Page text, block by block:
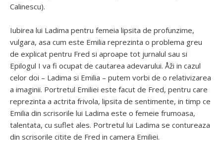
Calinescu).
Iubirea lui Ladima pentru femeia lipsita de profunzime,
vulgara, asa cum este Emilia reprezinta o problema greu
de explicat pentru Fred si aproape tot jurnalul sau si
Epilogul I va fi ocupat de cautarea adevarului. Åži in cazul
celor doi – Ladima si Emilia – putem vorbi de o relativizarea
a imaginii. Portretul Emiliei este facut de Fred, pentru care
reprezinta a actrita frivola, lipsita de sentimente, in timp ce
Emilia din scrisorile lui Ladima este o femeie frumoasa,
talentata, cu suflet ales. Portretul lui Ladima se contureaza
din scrisorile citite de Fred in camera Emiliei.